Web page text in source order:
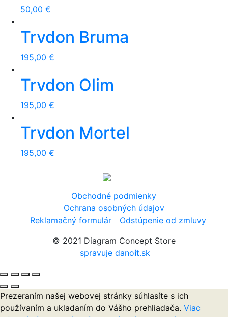
pozlátený
-
zelená
šnúrka
50,00 €
Trvdon Bruma
195,00 €
Trvdon Olim
195,00 €
Trvdon Mortel
195,00 €
Obchodné podmienky
Ochrana osobných údajov
Reklamačný formulár
Odstúpenie od zmluvy
© 2021 Diagram Concept Store
spravuje danoit.sk
Prezeraním našej webovej stránky súhlasíte s ich
používaním a ukladaním do Vášho prehliadača. Viac